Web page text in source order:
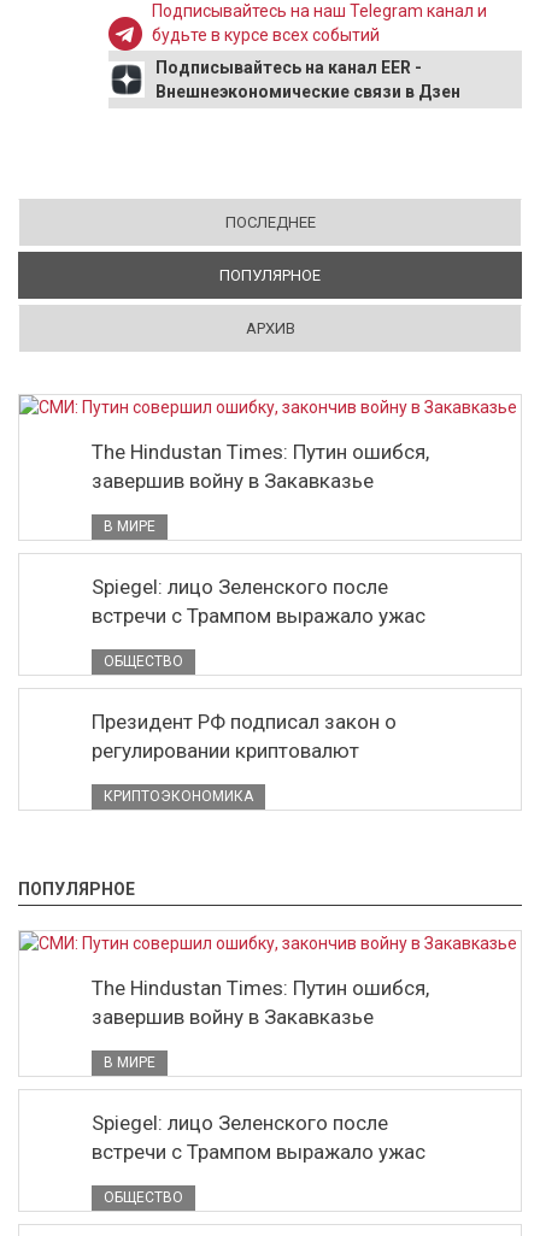
Подписывайтесь на наш Telegram канал и
будьте в курсе всех событий
Подписывайтесь на канал EER -
Внешнеэкономические связи в Дзен
ПОСЛЕДНЕЕ
ПОПУЛЯРНОЕ
АРХИВ
The Hindustan Times: Путин ошибся,
завершив войну в Закавказье
В МИРЕ
Spiegel: лицо Зеленского после
встречи с Трампом выражало ужас
ОБЩЕСТВО
Президент РФ подписал закон о
регулировании криптовалют
КРИПТОЭКОНОМИКА
ПОПУЛЯРНОЕ
The Hindustan Times: Путин ошибся,
завершив войну в Закавказье
В МИРЕ
Spiegel: лицо Зеленского после
встречи с Трампом выражало ужас
ОБЩЕСТВО